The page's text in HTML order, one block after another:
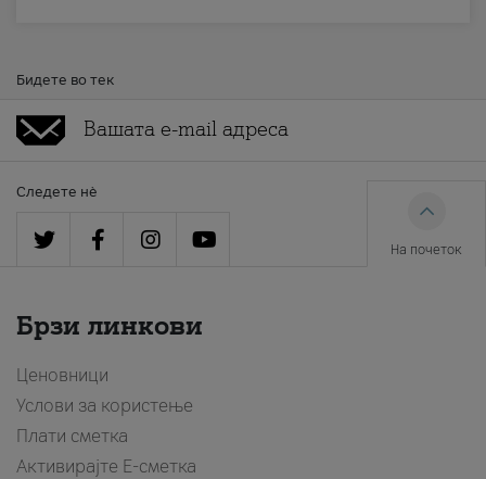
Бидете во тек
Следете нè
На почеток
Брзи линкови
Ценовници
Услови за користење
Плати сметка
Активирајте Е-сметка